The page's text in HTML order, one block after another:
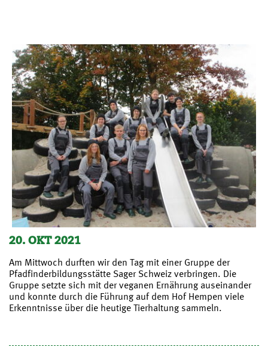
20. OKT 2021
Am Mittwoch durften wir den Tag mit einer Gruppe der
Pfadfinderbildungsstätte Sager Schweiz verbringen. Die
Gruppe setzte sich mit der veganen Ernährung auseinander
und konnte durch die Führung auf dem Hof Hempen viele
Erkenntnisse über die heutige Tierhaltung sammeln.